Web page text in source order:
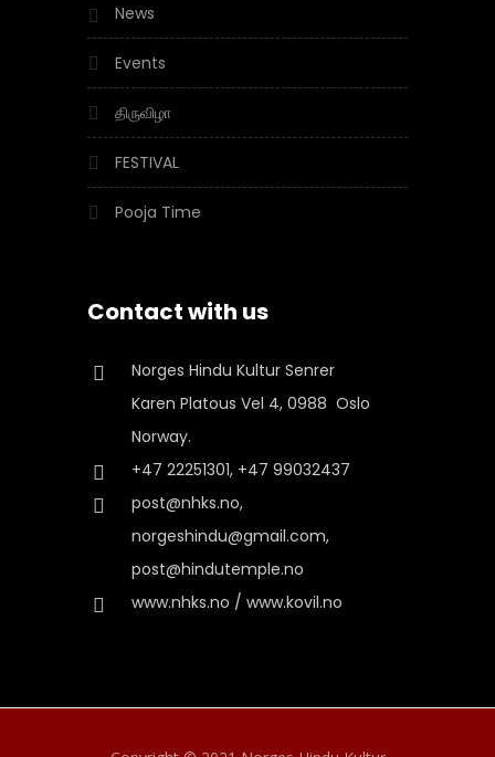
News
Events
திருவிழா
FESTIVAL
Pooja Time
Contact with us
Norges Hindu Kultur Senrer
Karen Platous Vel 4, 0988 Oslo
Norway.
+47 22251301, +47 99032437
post@nhks.no,
norgeshindu@gmail.com,
post@hindutemple.no
www.nhks.no / www.kovil.no